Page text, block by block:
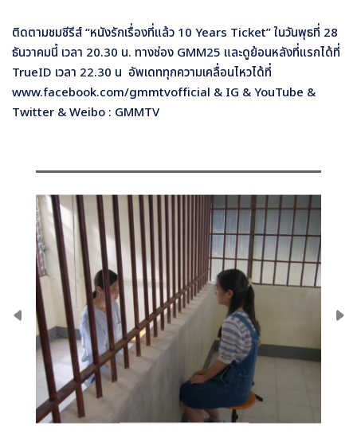
ติดตามชมซีรีส์ “หนังรักเรื่องที่แล้ว 10 Years Ticket”ในวันพุธที่ 28
ธันวาคมนี้ เวลา 20.30 น. ทางช่อง GMM25 และดูย้อนหลังที่แรกได้ที่
TrueID เวลา 22.30 น อัพเดททุกความเคลื่อนไหวได้ที่
www.facebook.com/gmmtvofficial & IG & YouTube &
Twitter & Weibo : GMMTV